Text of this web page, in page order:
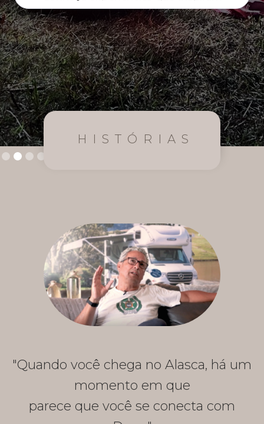
Slide 2 of 4.
HISTÓRIAS
"Quando você chega no Alasca, há um
momento em que
parece que você se conecta com